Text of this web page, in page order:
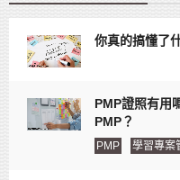
你真的搞懂了
PMP證照有用
PMP？
PMP 學習專案